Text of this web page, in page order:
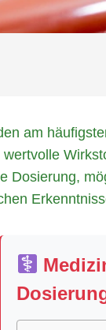
am
Dosierung,